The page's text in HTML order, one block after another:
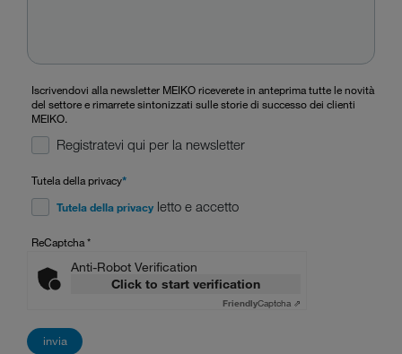
Iscrivendovi alla newsletter MEIKO riceverete in anteprima tutte le novità
del settore e rimarrete sintonizzati sulle storie di successo dei clienti
MEIKO.
Registratevi qui per la newsletter
Tutela della privacy*
Tutela della privacy letto e accetto
ReCaptcha*
Anti-Robot Verification
Click to start verification
FriendlyCaptcha ⇗